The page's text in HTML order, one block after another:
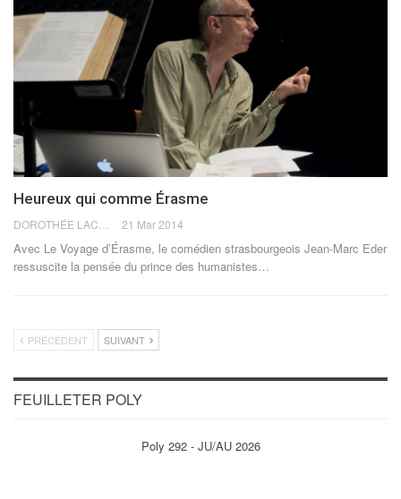
Heureux qui comme Érasme
21 Mar 2014
Avec Le Voyage d’Érasme, le comédien strasbourgeois Jean-Marc Eder
ressuscite la pensée du prince des humanistes…
PRÉCÉDENT SUIVANT
FEUILLETER POLY
Poly 292 - JU/AU 2026